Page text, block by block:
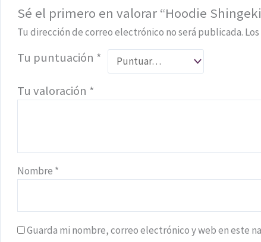
Sé el primero en valorar “Hoodie
Tu dirección de correo electrónico no será publicada.
Tu puntuación *
Tu valoración *
Nombre *
Guarda mi nombre, correo electrónico y web en este